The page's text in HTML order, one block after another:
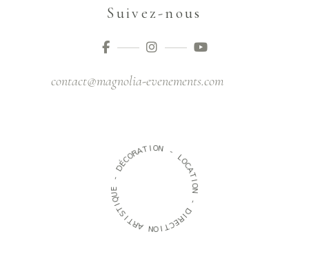
Suivez-nous
contact@magnolia-evenements.com
D
ÉCORATION -
L
O
C
A
T
I
O
N
-
D
I
R
E
C
T
I
O
N
A
R
T
I
S
T
I
Q
U
E
-